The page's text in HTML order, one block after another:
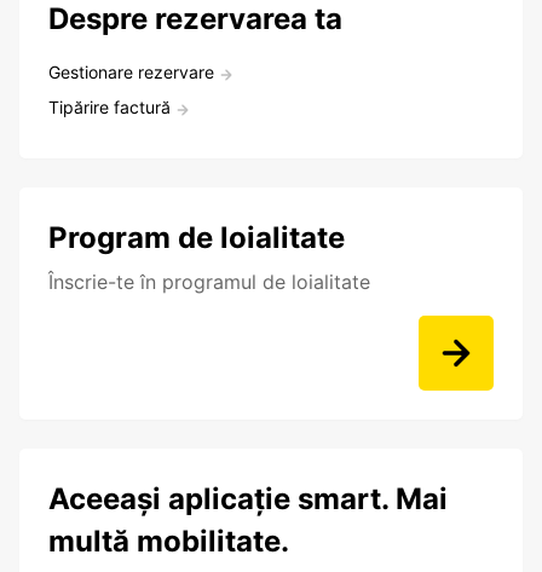
Despre rezervarea ta
Gestionare rezervare
Tipărire factură
Program de loialitate
Înscrie-te în programul de loialitate
Aceeași aplicație smart. Mai
multă mobilitate.